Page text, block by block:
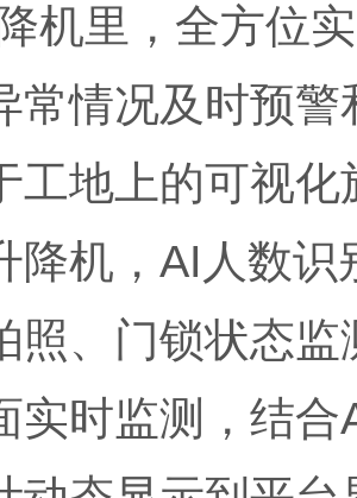
机里，全方位
常情况及时预警
地上的可视化
降机，AI人数
照、门锁状态
实时监测，结